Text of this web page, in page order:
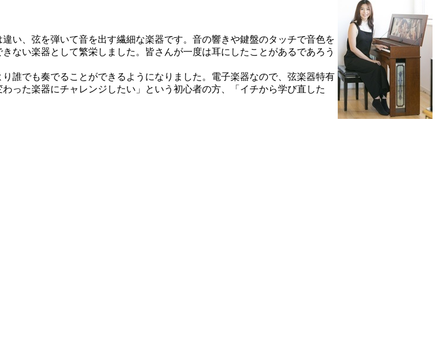
い、弦を弾いて音を出す繊細な楽器です。音の響きや鍵盤のタッチで音色を
ない楽器として繁栄しました。皆さんが一度は耳にしたことがあるであろう
誰でも奏でることができるようになりました。電子楽器なので、弦楽器特有
った楽器にチャレンジしたい」という初心者の方、「イチから学び直した